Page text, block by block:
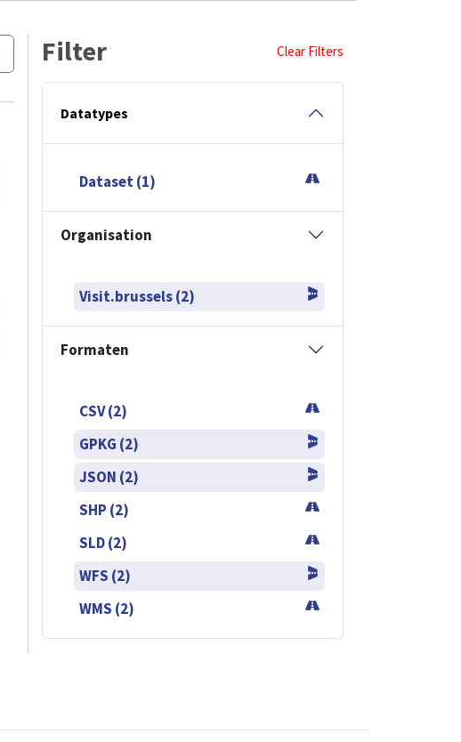
Filter Clear Filters
Datatypes
Dataset (1)
Organisation
Visit.brussels (2)
Formaten
CSV (2)
GPKG (2)
JSON (2)
SHP (2)
SLD (2)
WFS (2)
WMS (2)